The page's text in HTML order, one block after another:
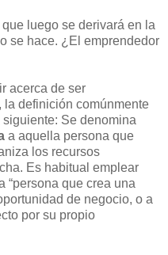
luego se derivará en la
se hace. ¿El emprendedor
acerca de ser
definición comúnmente
Se denomina
a aquella persona que
los recursos
Es habitual emplear
“persona que crea una
de negocio, o a
por su propio